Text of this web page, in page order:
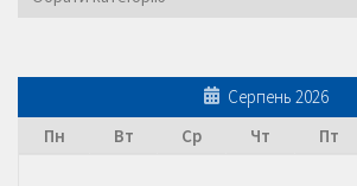
Серпень 2026
Пн
Вт Ср Чт Пт